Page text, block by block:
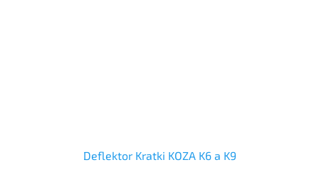
Deflektor Kratki KOZA K6 a K9